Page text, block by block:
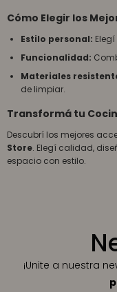
Cómo Elegir los
Estilo personal:
Funcionalidad:
Materiales
de limpiar.
Transformá tu
Descubrí los mejores
Store. Elegí calidad,
espacio con estilo.
¡Unite a nuestra